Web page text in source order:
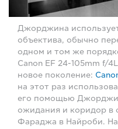
Джорджина
объектива, обычно
одном и том же
Canon EF 24-105mm f/
новое поколение:
на этот раз
его помощью
ожидания и коридор в
Фараджа в Найроби.